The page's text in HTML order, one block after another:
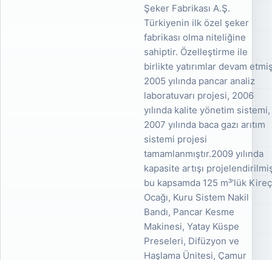
Şeker Fabrikası A.Ş.
Türkiyenin ilk özel şeker
fabrikası olma niteliğine
sahiptir. Özelleştirme ile
birlikte yatırımlar devam
2005 yılında pancar analiz
laboratuvarı projesi, 2006
yılında kalite yönetim sistemi,
2007 yılında baca gazı arıtım
sistemi projesi
tamamlanmıştır.2009 yılında
kapasite artışı
bu kapsamda 125 m³’lük Kireç
Ocağı, Kuru Sistem Nakil
Bandı, Pancar Kesme
Makinesi, Yatay Küspe
Preseleri, Difüzyon ve
Haşlama Ünitesi, Çamur